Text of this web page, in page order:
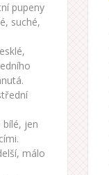
pupeny
suché,
jen
málo